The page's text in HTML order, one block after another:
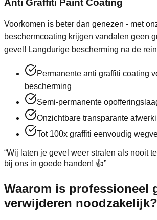
Voorkomen is beter dan genezen - met
beschermcoating krijgen vandalen geen
gevel! Langdurige bescherming na de
Permanente anti graffiti coating
bescherming
Semi-permanente
Onzichtbare transparante
Tot 100x graffiti eenvoudig
“Wij laten je gevel weer stralen als nooit
bij ons in goede handen! 👍”
Waarom is professioneel
verwijderen noodzakelijk?